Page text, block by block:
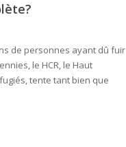
de personnes ayant dû fuir
le HCR, le Haut
tente tant bien que